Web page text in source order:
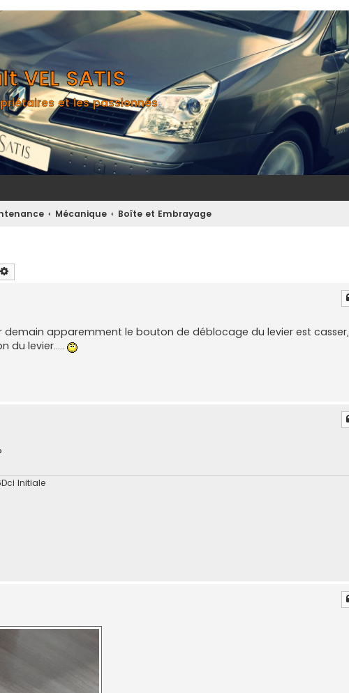
VEL SATIS
et les passionnés
Mécanique Boîte et Embrayage
demain apparemment le bouton de déblocage du levier est casser,
du levier.....
Initiale